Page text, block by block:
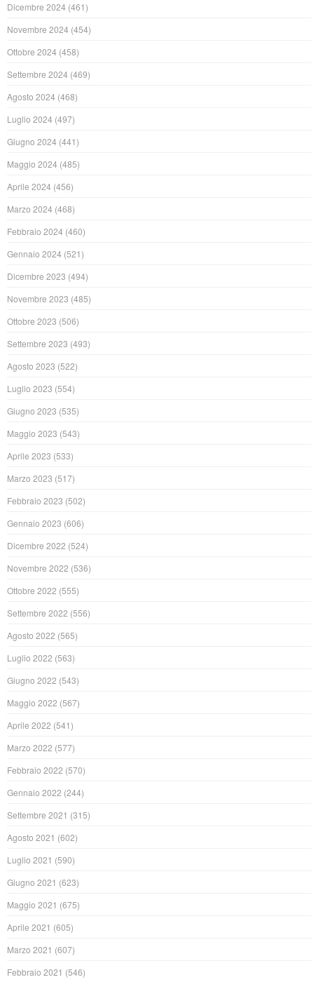
Dicembre 2024 (461)
Novembre 2024 (454)
Ottobre 2024 (458)
Settembre 2024 (469)
Agosto 2024 (468)
Luglio 2024 (497)
Giugno 2024 (441)
Maggio 2024 (485)
Aprile 2024 (456)
Marzo 2024 (468)
Febbraio 2024 (460)
Gennaio 2024 (521)
Dicembre 2023 (494)
Novembre 2023 (485)
Ottobre 2023 (506)
Settembre 2023 (493)
Agosto 2023 (522)
Luglio 2023 (554)
Giugno 2023 (535)
Maggio 2023 (543)
Aprile 2023 (533)
Marzo 2023 (517)
Febbraio 2023 (502)
Gennaio 2023 (606)
Dicembre 2022 (524)
Novembre 2022 (536)
Ottobre 2022 (555)
Settembre 2022 (556)
Agosto 2022 (565)
Luglio 2022 (563)
Giugno 2022 (543)
Maggio 2022 (567)
Aprile 2022 (541)
Marzo 2022 (577)
Febbraio 2022 (570)
Gennaio 2022 (244)
Settembre 2021 (315)
Agosto 2021 (602)
Luglio 2021 (590)
Giugno 2021 (623)
Maggio 2021 (675)
Aprile 2021 (605)
Marzo 2021 (607)
Febbraio 2021 (546)